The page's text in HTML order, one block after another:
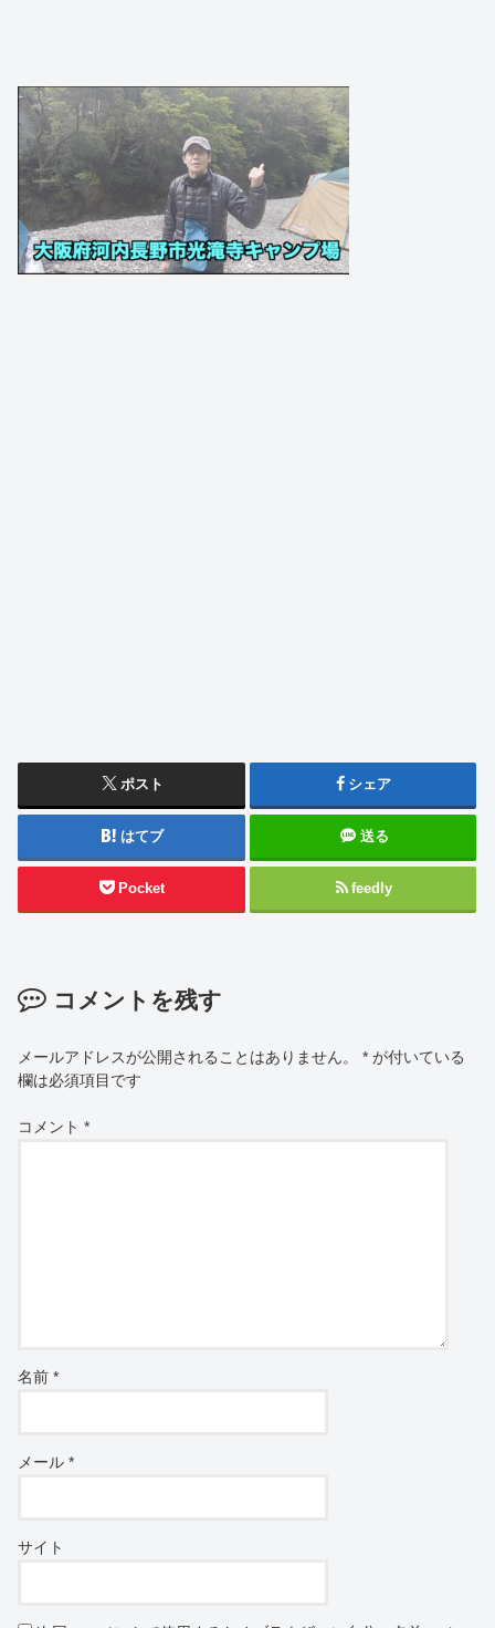
ポスト シェア
はてブ 送る
Pocket feedly
コメントを残す
メールアドレスが公開されることはありません。 * が付いている
欄は必須項目です
コメント*
名前*
メール*
サイト